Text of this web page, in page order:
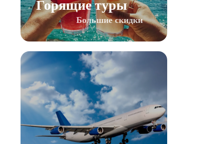
Горящие туры
Большие скидки